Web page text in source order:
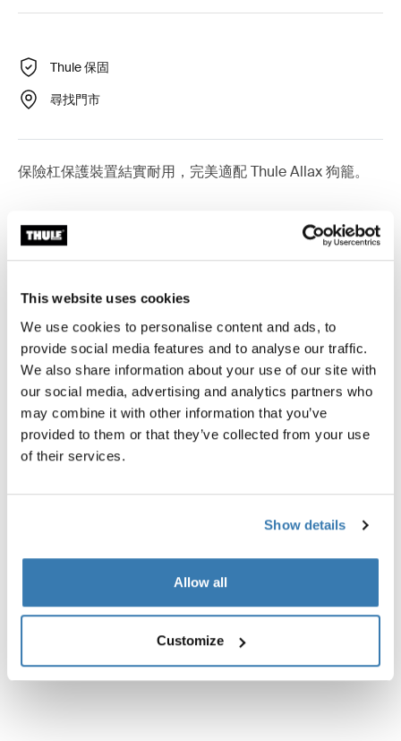
This website uses cookies
We use cookies to personalise content and ads, to
provide social media features and to analyse our traffic.
We also share information about your use of our site with
our social media, advertising and analytics partners who
may combine it with other information that you’ve
provided to them or that they’ve collected from your use
of their services.
Show details
Allow all
Customize
Thule 保固
尋找門市
保險杠保護裝置結實耐用，完美適配 Thule Allax 狗籠。
Toggle features
所有功能
Toggle techspec
技術規格
Toggle guides and instructions
說明